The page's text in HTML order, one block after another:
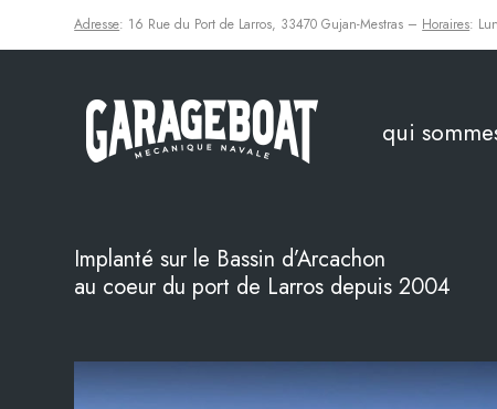
Adresse: 16 Rue du Port de Larros, 33470 Gujan-Mestras – Horaires:
qui
Implanté sur le Bassin d’Arcachon
au coeur du port de Larros depuis 2004